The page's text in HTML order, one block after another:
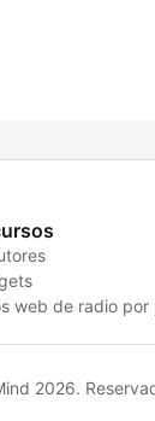
web de radio por
2026.